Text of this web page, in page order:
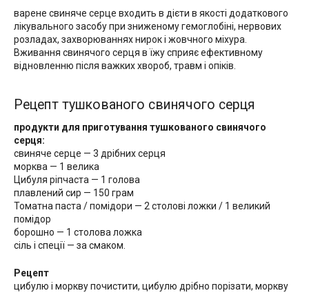
варене свиняче серце входить в дієти в якості додаткового
лікувального засобу при зниженому гемоглобіні, нервових
розладах, захворюваннях нирок і жовчного міхура.
Вживання свинячого серця в їжу сприяє ефективному
відновленню після важких хвороб, травм і опіків.
Рецепт тушкованого свинячого серця
продукти для приготування тушкованого свинячого
серця:
свиняче серце — 3 дрібних серця
морква — 1 велика
Цибуля ріпчаста — 1 голова
плавлений сир — 150 грам
Томатна паста / помідори — 2 столові ложки / 1 великий
помідор
борошно — 1 столова ложка
сіль і спеції — за смаком.
Рецепт
цибулю і моркву почистити, цибулю дрібно порізати, моркву